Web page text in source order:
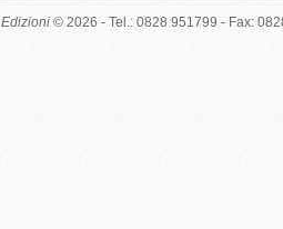
Edizioni © 2026 - Tel.: 0828 951799 - Fax: